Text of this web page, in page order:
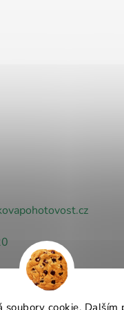
soubory cookie. Dalším